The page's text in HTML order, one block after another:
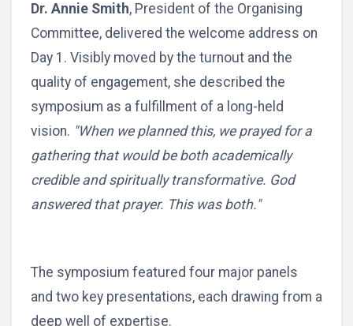
Dr. Annie Smith, President of the Organising
Committee, delivered the welcome address on
Day 1. Visibly moved by the turnout and the
quality of engagement, she described the
symposium as a fulfillment of a long-held
vision. "When we planned this, we prayed for a
gathering that would be both academically
credible and spiritually transformative. God
answered that prayer. This was both."
The symposium featured four major panels
and two key presentations, each drawing from a
deep well of expertise.